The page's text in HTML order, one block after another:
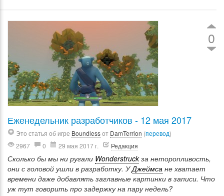
0
Еженедельник разработчиков - 12 мая 2017
Это статья об игре Boundlessот DamTerrion (перевод)
2967
0 29 мая 2017 г. Редакция
Сколько бы мы ни ругали Wonderstruckза неторопливость,
они с головой ушли в разработку. УДжеймса не хватает
времени даже добавлять заглавные картинки в записи. Что
уж тут говорить про задержку на пару недель?